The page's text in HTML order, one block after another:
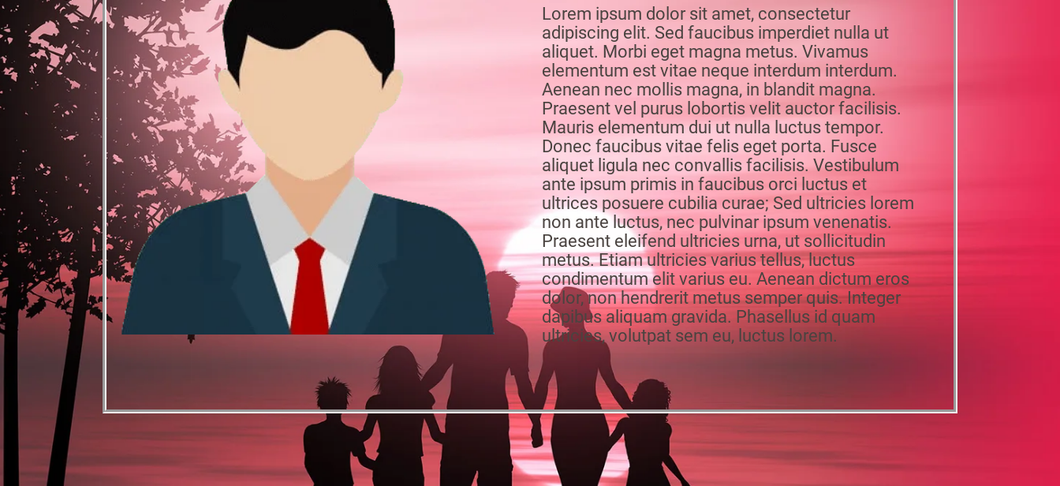
Lorem ipsum dolor sit amet, consectetur
adipiscing elit. Sed faucibus imperdiet nulla ut
aliquet. Morbi eget magna metus. Vivamus
elementum est vitae neque interdum interdum.
Aenean nec mollis magna, in blandit magna.
Praesent vel purus lobortis velit auctor facilisis.
Mauris elementum dui ut nulla luctus tempor.
Donec faucibus vitae felis eget porta. Fusce
aliquet ligula nec convallis facilisis. Vestibulum
ante ipsum primis in faucibus orci luctus et
ultrices posuere cubilia curae; Sed ultricies lorem
non ante luctus, nec pulvinar ipsum venenatis.
Praesent eleifend ultricies urna, ut sollicitudin
metus. Etiam ultricies varius tellus, luctus
condimentum elit varius eu. Aenean dictum eros
dolor, non hendrerit metus semper quis. Integer
dapibus aliquam gravida. Phasellus id quam
ultricies, volutpat sem eu, luctus lorem.